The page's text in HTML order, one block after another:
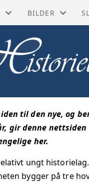
BYGNINGER
HENDELSER
BILDER
GUSTAV
KAI LORENTZEN
MOSSEFILMER
POSTKORT
TH BACHMANN
til den nye, og
gir denne
her.
ungt
bygger på tre